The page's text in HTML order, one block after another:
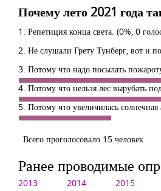
Почему лето 2021 года
1. Репетиция конца света. (0%, 0
2. Не слушали Грету Тунберг, вот и
3. Потому что надо посылать
4. Потому что нельзя лес вырубать
5. Потому что увеличилась солнечная
Всего проголосовало 15 человек
Ранее проводимые
2013 2014 2015